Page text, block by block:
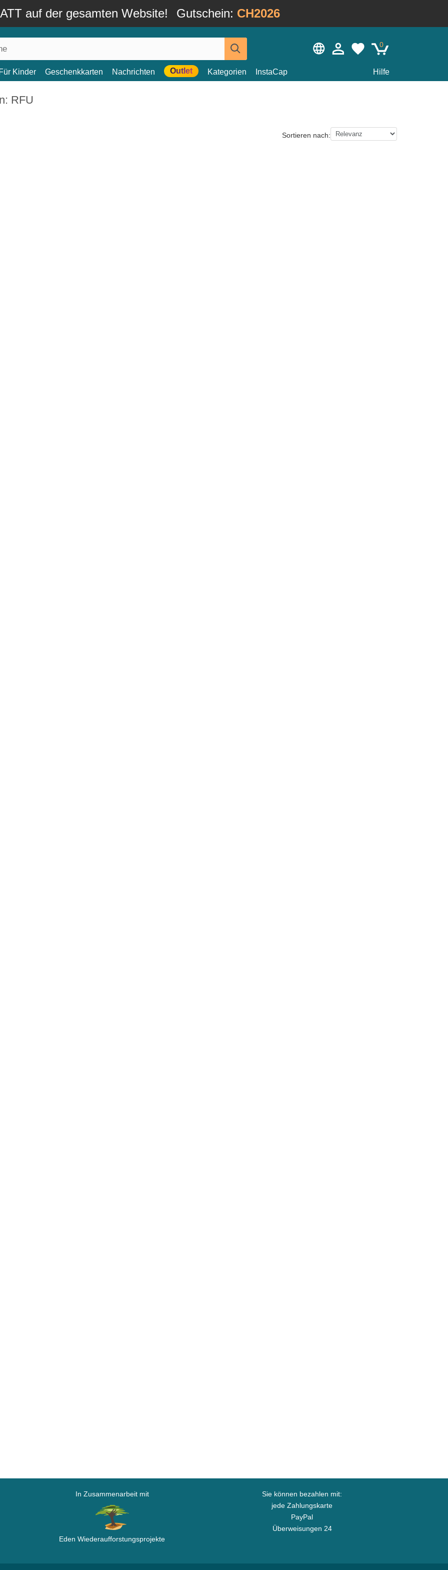
auf der gesamten Website! Gutschein: CH2026
0
Für Kinder Geschenkkarten Nachrichten Outlet Kategorien InstaCap Hilfe
RFU
Sortieren nach:
In Zusammenarbeit mit
Eden Wiederaufforstungsprojekte
Sie können bezahlen mit:
jede Zahlungskarte
PayPal
Überweisungen 24